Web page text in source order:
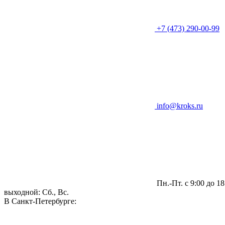
+7 (473) 290-00-99
info@kroks.ru
Пн.-Пт. с 9:00 до
выходной: Сб., Вс.
В Санкт-Петербурге: